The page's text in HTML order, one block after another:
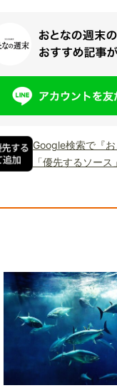
Google検索で『
「優先するソース